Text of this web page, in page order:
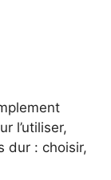
l’utiliser,
dur : choisir,